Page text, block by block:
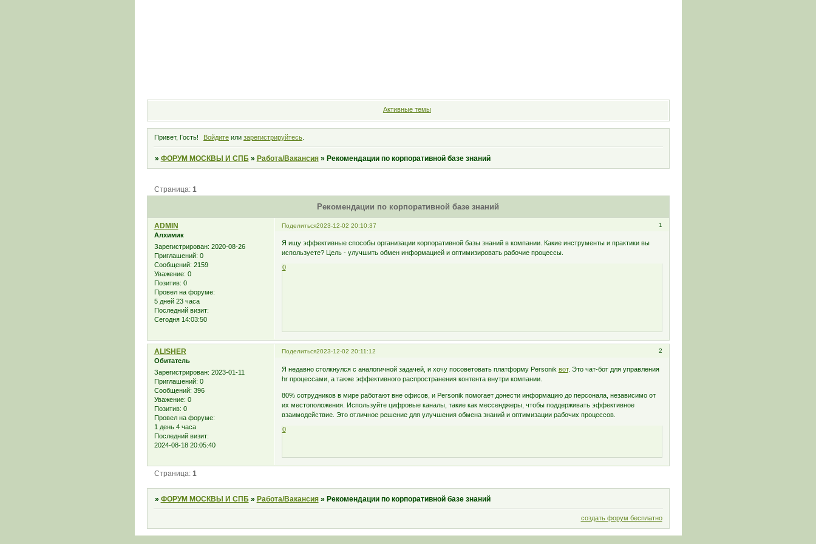
Активные темы
Привет, Гость! Войдите или зарегистрируйтесь.
» ФОРУМ МОСКВЫ И СПБ » Работа/Вакансия » Рекомендации по корпоративной базе знаний
Рекомендации по корпоративной базе знаний
Страница: 1
Поделиться 1
2023-12-02 20:10:37
ADMIN
Алхимик
Зарегистрирован: 2020-08-26
Приглашений: 0
Сообщений: 2159
Уважение: 0
Позитив: 0
Провел на форуме:
5 дней 23 часа
Последний визит:
Сегодня 14:03:50
Я ищу эффективные способы организации корпоративной базы знаний в компании. Какие инструменты и практики вы
используете? Цель - улучшить обмен информацией и оптимизировать рабочие процессы.
0
Поделиться 2
2023-12-02 20:11:12
ALISHER
Обитатель
Зарегистрирован: 2023-01-11
Приглашений: 0
Сообщений: 396
Уважение: 0
Позитив: 0
Провел на форуме:
1 день 4 часа
Последний визит:
2024-08-18 20:05:40
Я недавно столкнулся с аналогичной задачей, и хочу посоветовать платформу Personik вот. Это чат-бот для управления
hr процессами, а также эффективного распространения контента внутри компании.
80% сотрудников в мире работают вне офисов, и Personik помогает донести информацию до персонала, независимо от
их местоположения. Используйте цифровые каналы, такие как мессенджеры, чтобы поддерживать эффективное
взаимодействие. Это отличное решение для улучшения обмена знаний и оптимизации рабочих процессов.
0
Страница: 1
» ФОРУМ МОСКВЫ И СПБ » Работа/Вакансия » Рекомендации по корпоративной базе знаний
создать форум бесплатно